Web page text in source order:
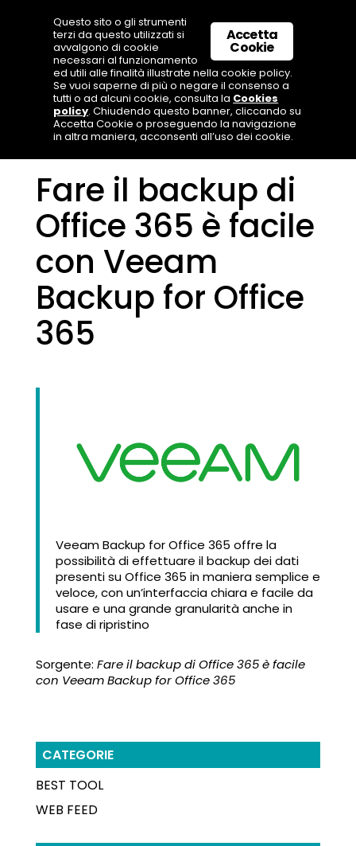
Fare il backup di
Office 365 è facile
con Veeam
Backup for Office
365
Veeam Backup for Office 365 offre la
possibilità di effettuare il backup dei dati
presenti su Office 365 in maniera semplice e
veloce, con un’interfaccia chiara e facile da
usare e una grande granularità anche in
fase di ripristino
Sorgente: Fare il backup di Office 365 è facile
con Veeam Backup for Office 365
CATEGORIE
BEST TOOL
WEB FEED
Accetta
Cookie
Questo sito o gli strumenti
terzi da questo utilizzati si
avvalgono di cookie
necessari al funzionamento
ed utili alle finalità illustrate nella cookie policy.
Se vuoi saperne di più o negare il consenso a
tutti o ad alcuni cookie, consulta la Cookies
policy. Chiudendo questo banner, cliccando su
Accetta Cookie o proseguendo la navigazione
in altra maniera, acconsenti all’uso dei cookie.